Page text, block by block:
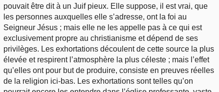
pouvait être dit à un Juif pieux. Elle suppose, il est vrai, que
les personnes auxquelles elle s’adresse, ont la foi au
Seigneur Jésus ; mais elle ne les appelle pas à ce qui est
exclusivement propre au christianisme et dépend de ses
privilèges. Les exhortations découlent de cette source la plus
élevée et respirent l’atmosphère la plus céleste ; mais l’effet
qu’elles ont pour but de produire, consiste en preuves réelles
de la religion ici-bas. Les exhortations sont telles qu’on